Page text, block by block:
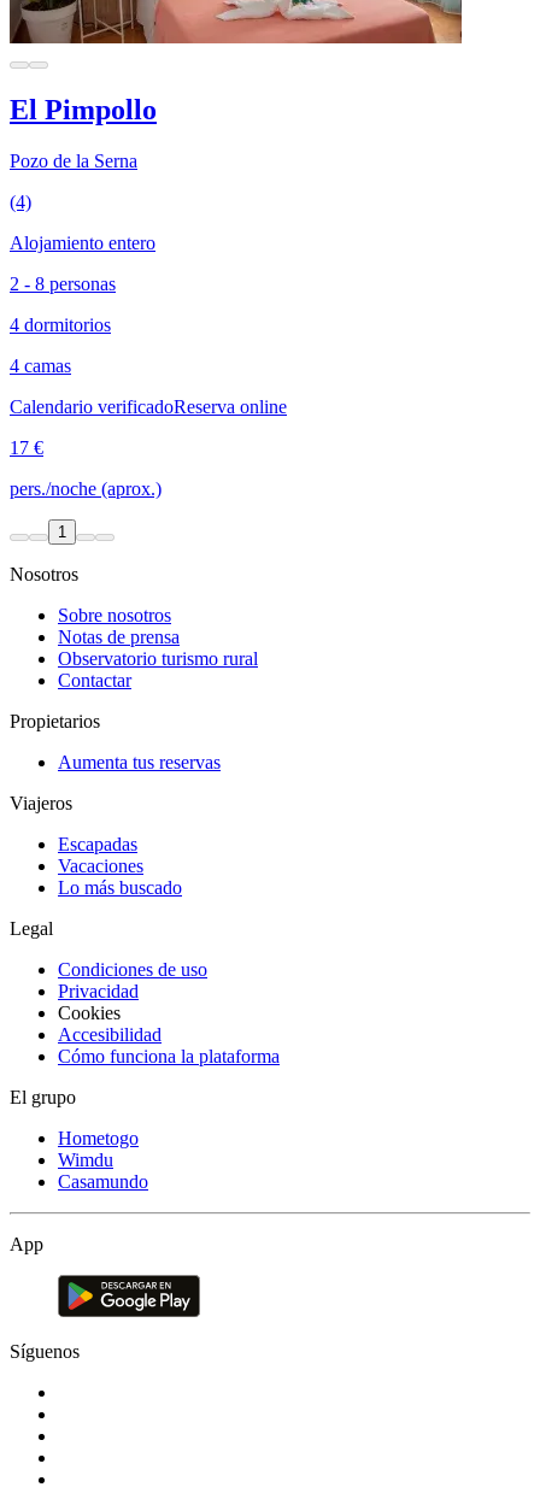
El Pimpollo
Pozo de la Serna
(4)
Alojamiento entero
2 - 8 personas
4 dormitorios
4 camas
Calendario verificadoReserva online
17 €
pers./noche (aprox.)
1
Nosotros
Sobre nosotros
Notas de prensa
Observatorio turismo rural
Contactar
Propietarios
Aumenta tus reservas
Viajeros
Escapadas
Vacaciones
Lo más buscado
Legal
Condiciones de uso
Privacidad
Cookies
Accesibilidad
Cómo funciona la plataforma
El grupo
Hometogo
Wimdu
Casamundo
App
Síguenos